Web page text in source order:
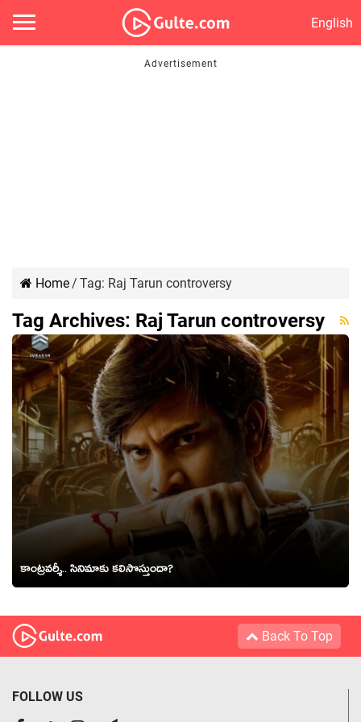
English
Home/ Tag: Raj Tarun controversy
Tag Archives: Raj Tarun controversy
కాంట్రవర్శీ.. సినిమాకు కలిసొస్తుందా?
Back To Top
FOLLOW US